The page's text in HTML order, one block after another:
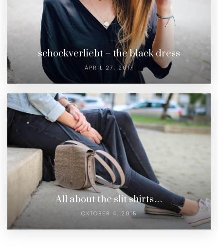
schockverliebt – the black dress
APRIL 27, 2017
All about the slit shirts…
OKTOBER 4, 2015